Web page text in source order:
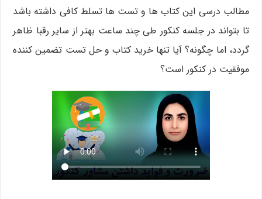
مطالب درسی این کتاب ها و تست ها تسلط کافی داشته باشد
تا بتواند در جلسه کنکور طی چند ساعت بهتر از سایر رقبا ظاهر
گردد، اما چگونه؟ آیا تنها خرید کتاب و حل تست تضمین کننده
موفقیت در کنکور است؟